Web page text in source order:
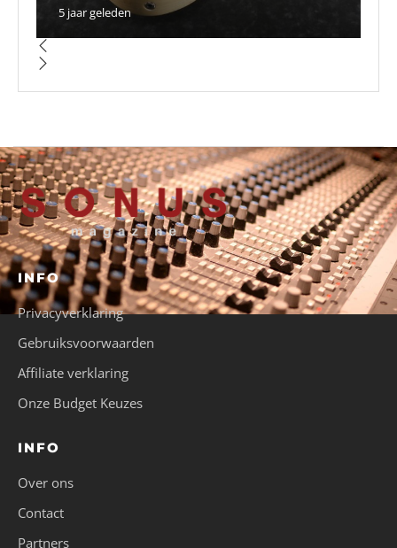
5 jaar geleden
INFO
Privacyverklaring
Gebruiksvoorwaarden
Affiliate verklaring
Onze Budget Keuzes
INFO
Over ons
Contact
Partners